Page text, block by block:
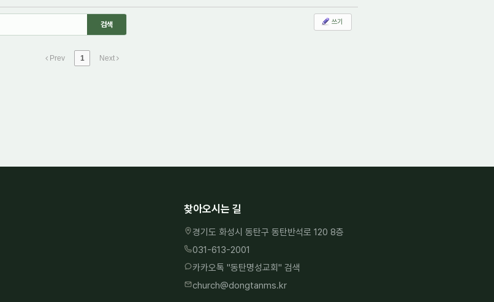
쓰기
Prev 1 Next
찾아오시는 길
경기도 화성시 동탄구 동탄반석로 120 8층
031-613-2001
카카오톡 "동탄명성교회" 검색
church@dongtanms.kr